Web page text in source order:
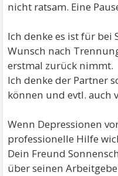
nicht ratsam. Eine
Ich denke es ist für bei
Wunsch nach
erstmal zurück nimmt.
Ich denke der Partner
können und evtl. auch
Wenn Depressionen
professionelle Hilfe
Dein Freund
über seinen